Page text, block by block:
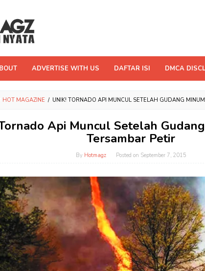
ADVERTISE WITH US DAFTAR ISI DMCA
HOT MAGAZINE / UNIK! TORNADO API MUNCUL SETELAH GUDANG
Api Muncul Setelah
Tersambar Petir
By Hotmagz Posted on September 7, 2015